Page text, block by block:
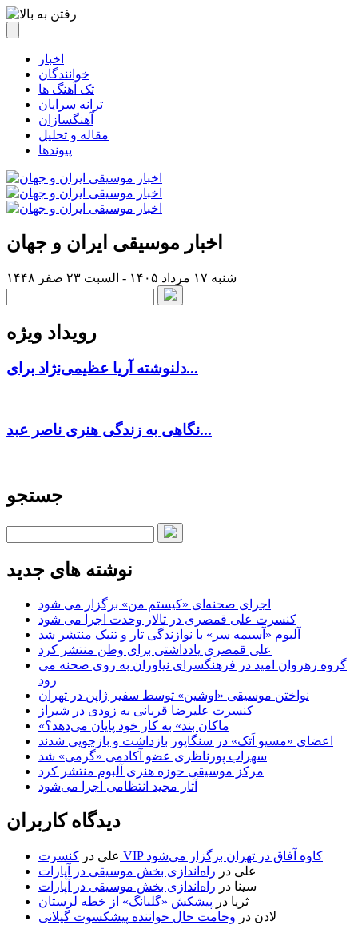
اخبار
خوانندگان
تک آهنگ ها
ترانه سرایان
آهنگسازان
مقاله و تحلیل
پیوندها
اخبار موسیقی ایران و جهان
شنبه ۱۷ مرداد ۱۴۰۵ - السبت ۲۳ صفر ۱۴۴۸
رویداد ویژه
دلنوشته آریا عظیمی‌نژاد برای...
نگاهی به زندگی هنری ناصر عبد...
جستجو
نوشته های جدید
اجرای صحنه‌ای «کیستم من» برگزار می شود
کنسرت علی قمصری در تالار وحدت اجرا می شود
آلبوم «آسیمه سر» با نوازندگی تار و تنبک منتشر شد
علی قمصری یادداشتی برای وطن منتشر کرد
گروه رهروان امید در فرهنگسرای نیاوران به روی صحنه می
رود
نواختن موسیقی «اوشین» توسط سفیر ژاپن در تهران
کنسرت علیرضا قربانی به زودی در شیراز
«ماکان بند» به کار خود پایان می‌دهد؟
اعضای «مسیو اَتک» در سنگاپور بازداشت و بازجویی شدند
سهراب پورناظری عضو آکادمی «گرمی» شد
مرکز موسیقی حوزه هنری آلبوم منتشر کرد
آثار مجید انتظامی اجرا می‌شود
دیدگاه کاربران
علی در
کنسرت VIP کاوه آفاق در تهران برگزار می‌شود
علی در راه‌اندازی بخش موسیقی در آپارات
سینا در راه‌اندازی بخش موسیقی در آپارات
ثریا در پیشکش «گلبانگ» از خطه لرستان
لادن در وخامت حال خواننده پیشکسوت گیلانی